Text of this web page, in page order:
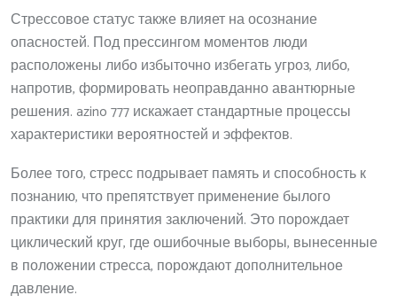
Стрессовое статус также влияет на осознание
опасностей. Под прессингом моментов люди
расположены либо избыточно избегать угроз, либо,
напротив, формировать неоправданно авантюрные
решения. azino 777 искажает стандартные процессы
характеристики вероятностей и эффектов.
Более того, стресс подрывает память и способность к
познанию, что препятствует применение былого
практики для принятия заключений. Это порождает
циклический круг, где ошибочные выборы, вынесенные
в положении стресса, порождают дополнительное
давление.